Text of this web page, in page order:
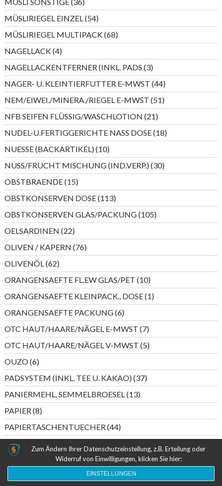
Produkte
MÜSLIRIEGEL EINZEL 5454
Produkte
MÜSLIRIEGEL MULTIPACK 6868
Produkte
NAGELLACK 44
Produkte
NAGELLACKENTFERNER (INKL. PADS 33
Produkte
NAGER- U. KLEINTIERFUTTER E-MWST 4444
Produkte
NEM/EIWEI./MINERA./RIEGEL E-MWST 5151
Produkte
NFB SEIFEN FLÜSSIG/WASCHLOTION 2121
Produkte
NUDEL-U.FERTIGGERICHTE NASS DOSE 1818
Produkte
NUESSE (BACKARTIKEL) 1010
Produkte
NUSS/FRUCHT MISCHUNG (IND.VERP.) 3030
Produkte
OBSTBRAENDE 1515
Produkte
OBSTKONSERVEN DOSE 113113
Produkte
OBSTKONSERVEN GLAS/PACKUNG 105105
Produkte
OELSARDINEN 2222
Produkte
OLIVEN / KAPERN 7676
Produkte
OLIVENÖL 6262
Produkte
ORANGENSAEFTE FL.EW GLAS/PET 1010
Produkte
ORANGENSAEFTE KLEINPACK., DOSE 11
Produkt
ORANGENSAEFTE PACKUNG 66
Produkte
OTC HAUT/HAARE/NÄGEL E-MWST 77
Produkte
OTC HAUT/HAARE/NÄGEL V-MWST 55
Produkte
OUZO 66
Produkte
PADSYSTEM (INKL. TEE U. KAKAO) 3737
Produkte
PANIERMEHL, SEMMELBROESEL 1313
Produkte
PAPIER 88
Produkte
PAPIERTASCHENTUECHER 4444
Produkte
PASTETEN (FISCHKONSERVEN)
Produkte
PASTETEN (WURST) 66
Produkte
PERLWEIN DEUTSCHLAND 55
Zum Ändern Ihrer Datenschutzeinstellung, z.B. Erteilung oder
Widerruf von Einwilligungen, klicken Sie hier:
EINSTELLUNGEN